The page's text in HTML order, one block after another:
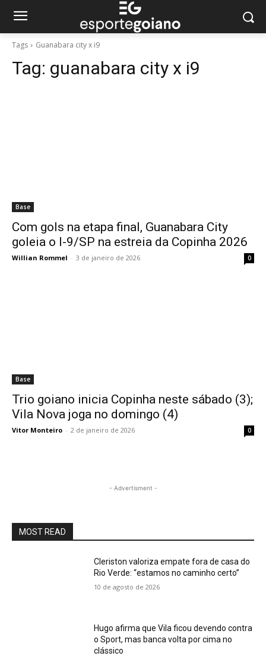
Tags Guanabara city x i9
Tag: guanabara city x i9
Base
Com gols na etapa final, Guanabara City
goleia o I-9/SP na estreia da Copinha 2026
Willian Rommel - 3 de janeiro de 2026 0
Base
Trio goiano inicia Copinha neste sábado (3);
Vila Nova joga no domingo (4)
Vitor Monteiro - 2 de janeiro de 2026 0
- Advertisment -
MOST READ
Cleriston valoriza empate fora de casa do
Rio Verde: “estamos no caminho certo”
10 de agosto de 2026
Hugo afirma que Vila ficou devendo contra
o Sport, mas banca volta por cima no
clássico